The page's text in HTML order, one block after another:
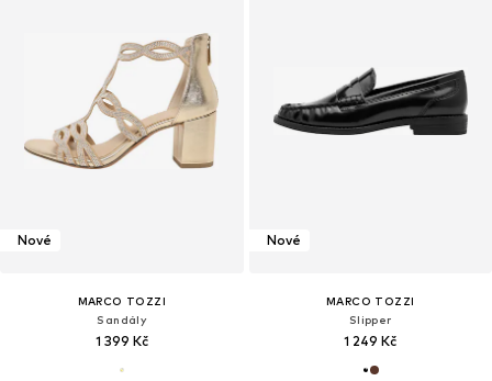
Nové
MARCO TOZZI
Sandály
1 399 Kč
Nové
MARCO TOZZI
Slipper
1 249 Kč